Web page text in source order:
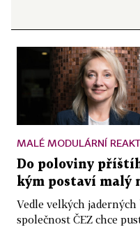
MALÉ MODULÁRNÍ
Do poloviny
kým postaví malý
Vedle velkých
společnost ČEZ chce